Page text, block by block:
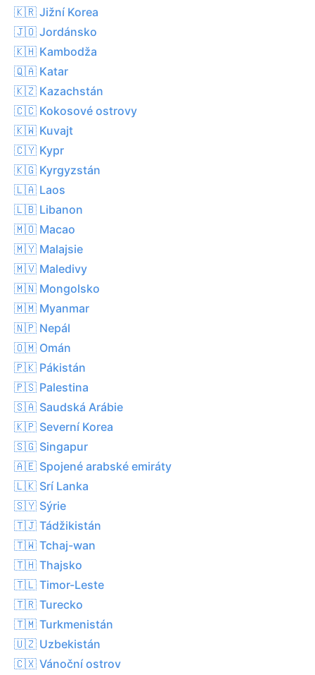
🇰🇷 Jižní Korea
🇯🇴 Jordánsko
🇰🇭 Kambodža
🇶🇦 Katar
🇰🇿 Kazachstán
🇨🇨 Kokosové ostrovy
🇰🇼 Kuvajt
🇨🇾 Kypr
🇰🇬 Kyrgyzstán
🇱🇦 Laos
🇱🇧 Libanon
🇲🇴 Macao
🇲🇾 Malajsie
🇲🇻 Maledivy
🇲🇳 Mongolsko
🇲🇲 Myanmar
🇳🇵 Nepál
🇴🇲 Omán
🇵🇰 Pákistán
🇵🇸 Palestina
🇸🇦 Saudská Arábie
🇰🇵 Severní Korea
🇸🇬 Singapur
🇦🇪 Spojené arabské emiráty
🇱🇰 Srí Lanka
🇸🇾 Sýrie
🇹🇯 Tádžikistán
🇹🇼 Tchaj-wan
🇹🇭 Thajsko
🇹🇱 Timor-Leste
🇹🇷 Turecko
🇹🇲 Turkmenistán
🇺🇿 Uzbekistán
🇨🇽 Vánoční ostrov